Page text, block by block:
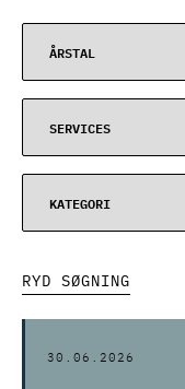
RYD SØGNING
30.06.2026